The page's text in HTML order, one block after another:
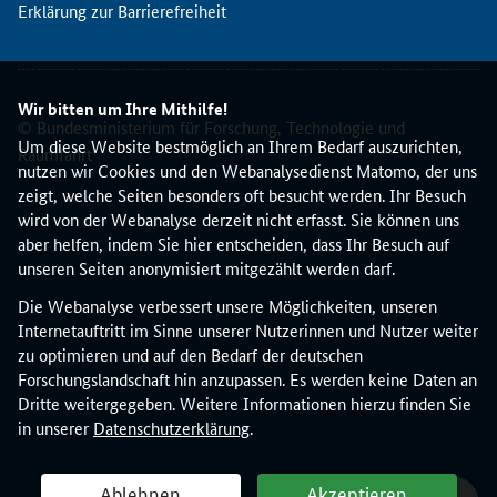
Wir bitten um Ihre Mithilfe!
Um diese Website bestmöglich an Ihrem Bedarf auszurichten,
nutzen wir Cookies und den Webanalysedienst Matomo, der uns
zeigt, welche Seiten besonders oft besucht werden. Ihr Besuch
wird von der Webanalyse derzeit nicht erfasst. Sie können uns
aber helfen, indem Sie hier entscheiden, dass Ihr Besuch auf
unseren Seiten anonymisiert mitgezählt werden darf.
Die Webanalyse verbessert unsere Möglichkeiten, unseren
Internetauftritt im Sinne unserer Nutzerinnen und Nutzer weiter
zu optimieren und auf den Bedarf der deutschen
Forschungslandschaft hin anzupassen. Es werden keine Daten an
Dritte weitergegeben. Weitere Informationen hierzu finden Sie
in unserer Datenschutzerklärung.
t
o
a
l
e
K
o
n
t
k
t
s
t
e
l
Erklärung zur Barrierefreiheit
© Bundesministerium für Forschung, Technologie und
Raumfahrt